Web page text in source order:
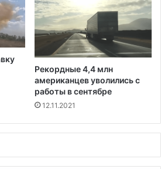
Рекордные 4,4 млн
американцев уволились с
работы в сентябре
12.11.2021